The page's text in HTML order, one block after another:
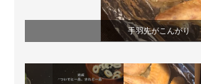
手羽先がこんがり